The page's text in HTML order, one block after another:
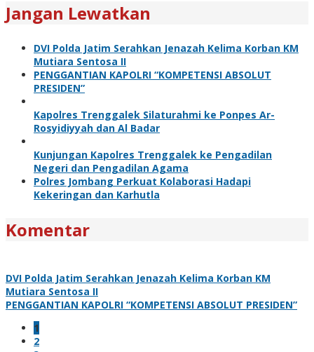
Jangan Lewatkan
DVI Polda Jatim Serahkan Jenazah Kelima Korban KM
Mutiara Sentosa II
PENGGANTIAN KAPOLRI “KOMPETENSI ABSOLUT
PRESIDEN”
Kapolres Trenggalek Silaturahmi ke Ponpes Ar-
Rosyidiyyah dan Al Badar
Kunjungan Kapolres Trenggalek ke Pengadilan
Negeri dan Pengadilan Agama
Polres Jombang Perkuat Kolaborasi Hadapi
Kekeringan dan Karhutla
Komentar
DVI Polda Jatim Serahkan Jenazah Kelima Korban KM
Mutiara Sentosa II
PENGGANTIAN KAPOLRI “KOMPETENSI ABSOLUT PRESIDEN”
1
2